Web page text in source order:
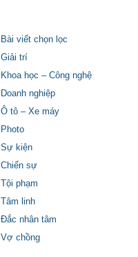
Bài viết chọn lọc
Giải trí
Khoa học – Công nghệ
Doanh nghiệp
Ô tô – Xe máy
Photo
Sự kiện
Chiến sự
Tội phạm
Tâm linh
Đắc nhân tâm
Vợ chồng